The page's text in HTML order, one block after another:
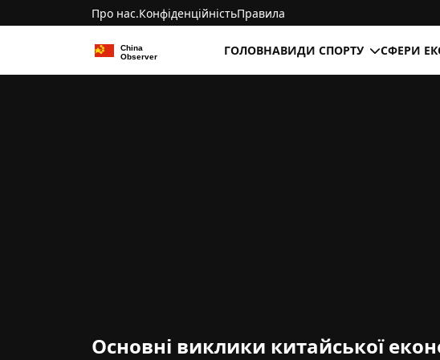
Про нас.КонфіденційністьПравила
ГОЛОВНАВИДИ СПОРТУ СФЕРИ
Основні виклики китайської